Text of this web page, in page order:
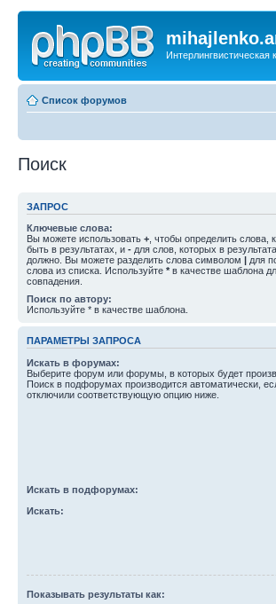
Список форумов
Поиск
ЗАПРОС
Ключевые слова:
Вы можете использовать + , чтобы определить слова,
быть в результатах, и - для слов, которых в
должно. Вы можете разделить слова символом | для
слова из списка. Используйте * в качестве шаблона
совпадения.
Поиск по автору:
Используйте * в качестве шаблона.
ПАРАМЕТРЫ ЗАПРОСА
Искать в форумах:
Выберите форум или форумы, в которых будет
Поиск в подфорумах производится автоматически,
отключили соответствующую опцию ниже.
Искать в подфорумах:
Искать:
Показывать результаты как: